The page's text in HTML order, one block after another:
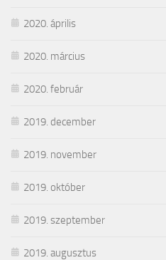
2020. április
2020. március
2020. február
2019. december
2019. november
2019. október
2019. szeptember
2019. augusztus